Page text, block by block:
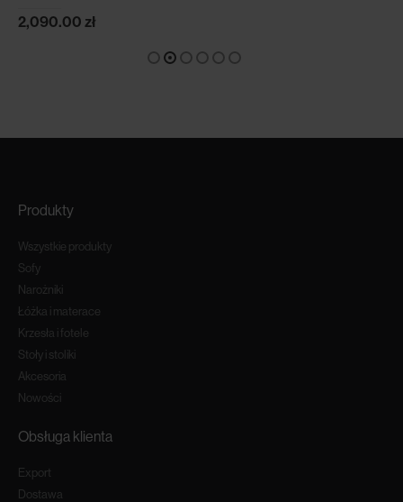
2,090.00 zł
Produkty
Wszystkie produkty
Sofy
Narożniki
Łóżka i materace
Krzesła i fotele
Stoły i stoliki
Akcesoria
Nowości
Obsługa klienta
Export
Dostawa